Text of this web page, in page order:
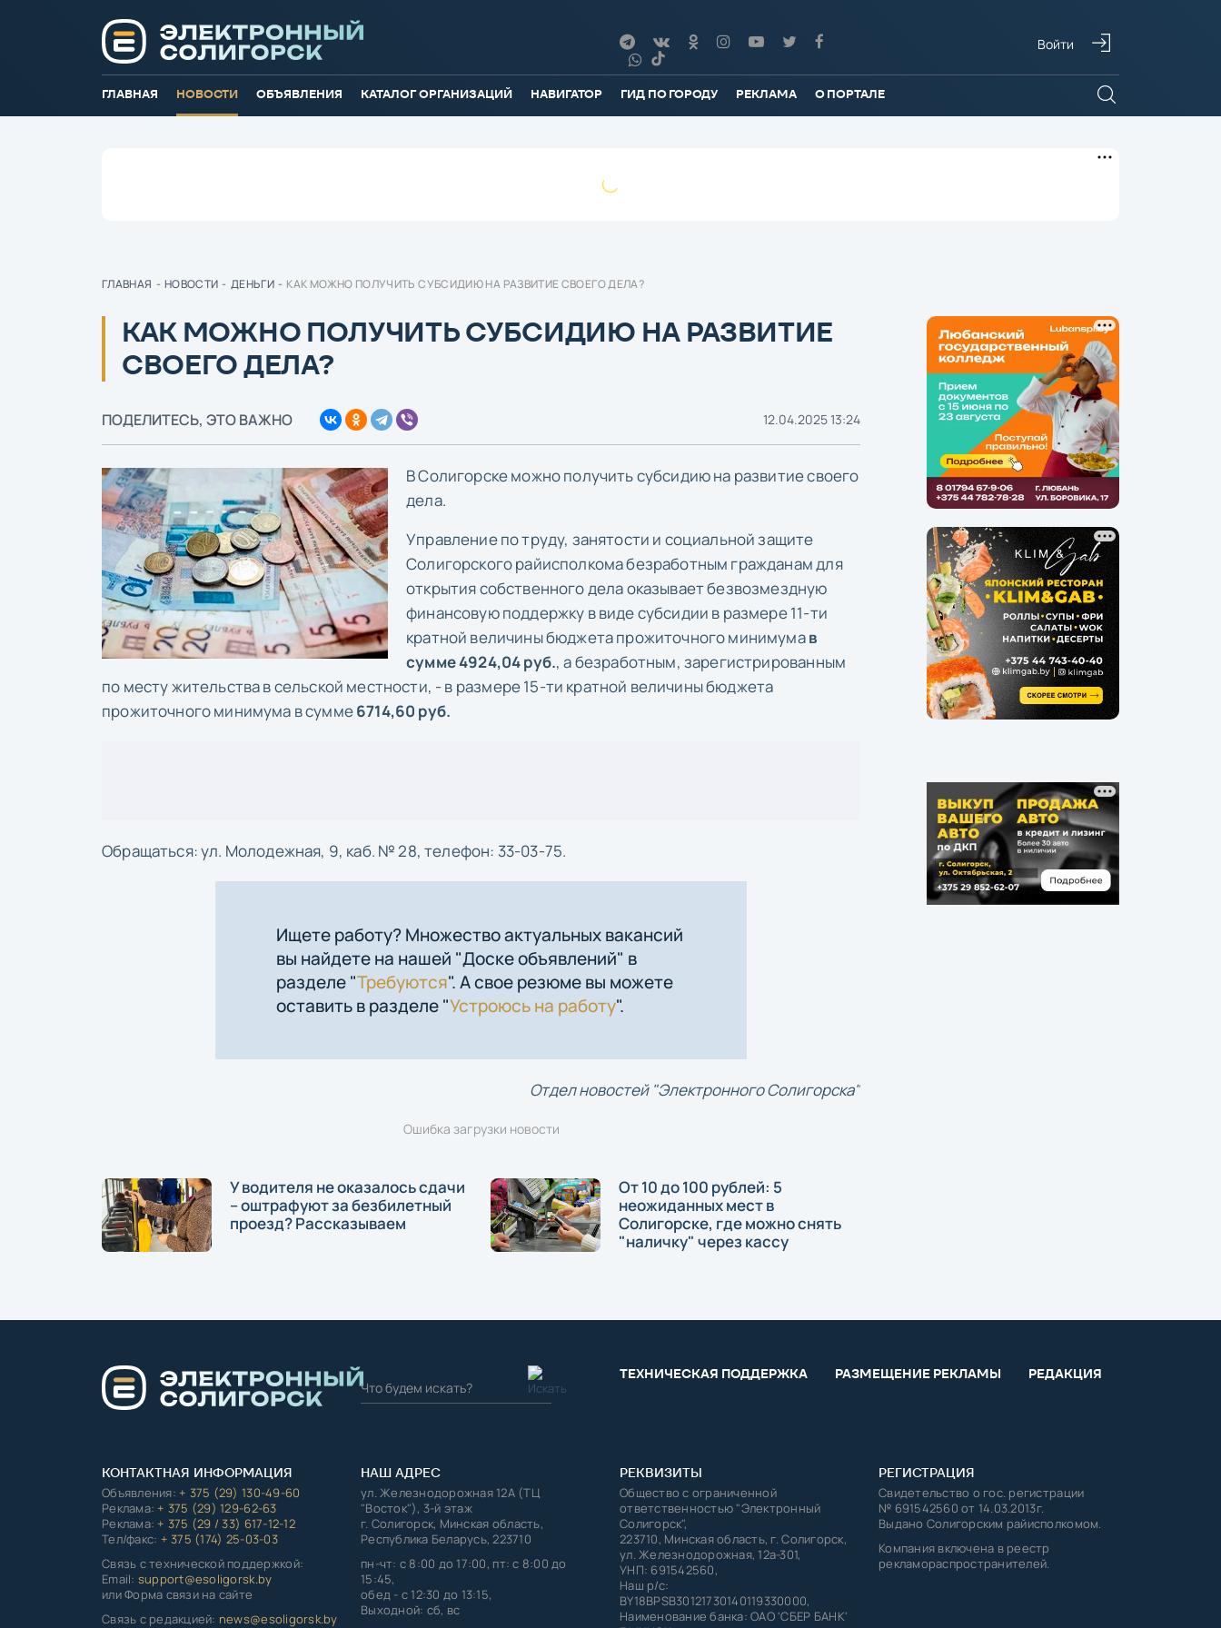
Войти
ГЛАВНАЯ НОВОСТИ ОБЪЯВЛЕНИЯ КАТАЛОГ ОРГАНИЗАЦИЙ НАВИГАТОР ГИД ПО ГОРОДУ РЕКЛАМА О ПОРТАЛЕ
ГЛАВНАЯ - НОВОСТИ - ДЕНЬГИ - КАК МОЖНО ПОЛУЧИТЬ СУБСИДИЮ НА РАЗВИТИЕ СВОЕГО ДЕЛА?
КАК МОЖНО ПОЛУЧИТЬ СУБСИДИЮ НА РАЗВИТИЕ
СВОЕГО ДЕЛА?
ПОДЕЛИТЕСЬ, ЭТО ВАЖНО 12.04.2025 13:24
В Солигорске можно получить субсидию на развитие своего
дела.
Управление по труду, занятости и социальной защите
Солигорского райисполкома безработным гражданам для
открытия собственного дела оказывает безвозмездную
финансовую поддержку в виде субсидии в размере 11-ти
кратной величины бюджета прожиточного минимумав
сумме 4924,04 руб., а безработным, зарегистрированным
по месту жительства в сельской местности, - в размере 15-ти кратной величины бюджета
прожиточного минимума в сумме6714,60 руб.
Обращаться: ул. Молодежная, 9, каб. № 28, телефон: 33-03-75.
Ищете работу? Множество актуальных вакансий
вы найдете на нашей "Доске объявлений" в
разделе "Требуются". А свое резюме вы можете
оставить в разделе "Устроюсь на работу".
Отдел новостей "Электронного Солигорска"
Ошибка загрузки новости
У водителя не оказалось сдачи
– оштрафуют за безбилетный
проезд? Рассказываем
От 10 до 100 рублей: 5
неожиданных мест в
Солигорске, где можно снять
"наличку" через кассу
ТЕХНИЧЕСКАЯ ПОДДЕРЖКА РАЗМЕЩЕНИЕ РЕКЛАМЫ РЕДАКЦИЯ
КОНТАКТНАЯ ИНФОРМАЦИЯ
Объявления:+ 375 (29) 130-49-60
Реклама:+ 375 (29) 129-62-63
Реклама:+ 375 (29 / 33) 617-12-12
Тел/факс: + 375 (174) 25-03-03
Связь с технической поддержкой:
Email: support@esoligorsk.by
или Форма связи на сайте
Связь с редакцией: news@esoligorsk.by
НАШ АДРЕС
ул. Железнодорожная 12А (ТЦ
"Восток"), 3-й этаж
г. Солигорск, Минская область,
Республика Беларусь, 223710
пн-чт: с 8:00 до 17:00, пт: с 8:00 до
15:45,
обед - с 12:30 до 13:15,
Выходной: сб, вс
РЕКВИЗИТЫ
Общество с ограниченной
ответственностью "Электронный
Солигорск",
223710, Минская область, г. Солигорск,
ул. Железнодорожная, 12а-301,
УНП: 691542560,
Наш р/с:
BY18BPSB30121730140119330000,
Наименование банка: ОАО 'СБЕР БАНК'
РЕГИСТРАЦИЯ
Свидетельство о гос. регистрации
№ 691542560 от 14.03.2013г.
Выдано Солигорским райисполкомом.
Компания включена в реестр
рекламораспространителей.